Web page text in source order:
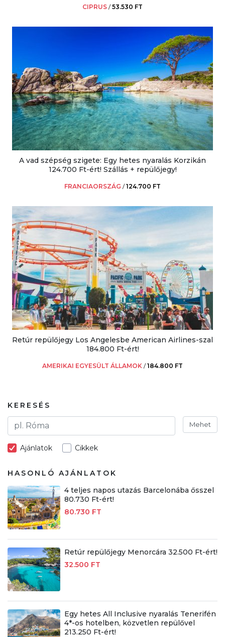
CIPRUS /53.530 FT
A vad szépség szigete: Egy hetes nyaralás Korzikán
124.700 Ft-ért! Szállás + repülőjegy!
FRANCIAORSZÁG /124.700 FT
Retúr repülőjegy Los Angelesbe American Airlines-szal
184.800 Ft-ért!
AMERIKAI EGYESÜLT ÁLLAMOK /184.800 FT
KERESÉS
Mehet
Ajánlatok Cikkek
HASONLÓ AJÁNLATOK
4 teljes napos utazás Barcelonába ősszel
80.730 Ft-ért!
80.730 FT
Retúr repülőjegy Menorcára 32.500 Ft-ért!
32.500 FT
Egy hetes All Inclusive nyaralás Tenerifén
4*-os hotelben, közvetlen repülővel
213.250 Ft-ért!